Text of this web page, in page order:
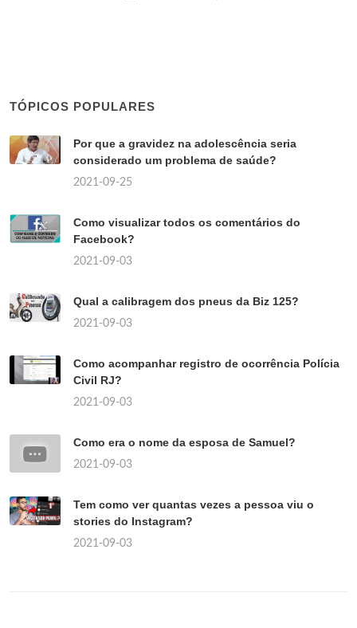
TÓPICOS POPULARES
Por que a gravidez na adolescência seria
considerado um problema de saúde?
2021-09-25
Como visualizar todos os comentários do
Facebook?
2021-09-03
Qual a calibragem dos pneus da Biz 125?
2021-09-03
Como acompanhar registro de ocorrência Polícia
Civil RJ?
2021-09-03
Como era o nome da esposa de Samuel?
2021-09-03
Tem como ver quantas vezes a pessoa viu o
stories do Instagram?
2021-09-03